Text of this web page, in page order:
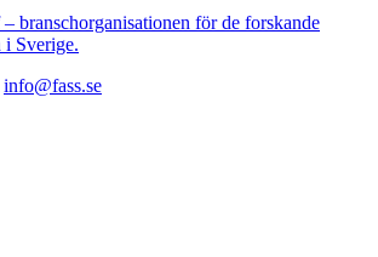
branschorganisationen för de forskande
i Sverige.
info@fass.se